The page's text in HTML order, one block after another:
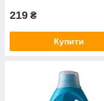
219 ₴
Купити